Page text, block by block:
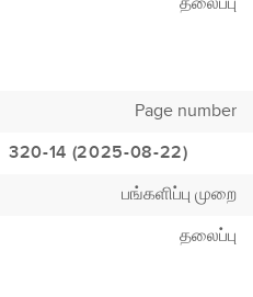
Page number
320-14 (2025-08-22)
பங்களிப்பு முறை
தலைப்பு